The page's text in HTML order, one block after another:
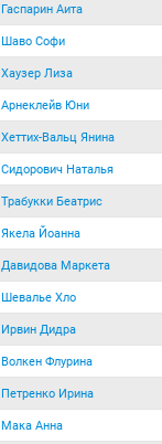
Гаспарин Аита
Шаво Софи
Хаузер Лиза
Арнеклейв Юни
Хеттих-Вальц Янина
Сидорович Наталья
Трабукки Беатрис
Якела Йоанна
Давидова Маркета
Шевалье Хло
Ирвин Дидра
Волкен Флурина
Петренко Ирина
Мака Анна